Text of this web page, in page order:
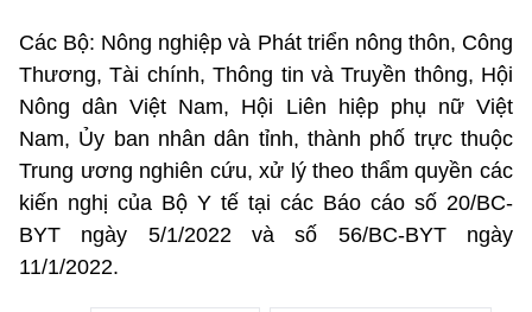
Các Bộ: Nông nghiệp và Phát triển nông thôn, Công
Thương, Tài chính, Thông tin và Truyền thông, Hội
Nông dân Việt Nam, Hội Liên hiệp phụ nữ Việt
Nam, Ủy ban nhân dân tỉnh, thành phố trực thuộc
Trung ương nghiên cứu, xử lý theo thẩm quyền các
kiến nghị của Bộ Y tế tại các Báo cáo số 20/BC-
BYT ngày 5/1/2022 và số 56/BC-BYT ngày
11/1/2022.